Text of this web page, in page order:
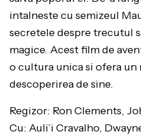
intalneste cu semizeul
secretele despre trecutul
magice. Acest film de
o cultura unica si ofera
descoperirea de sine.
Regizor: Ron Clements,
Cu: Auli’i Cravalho,